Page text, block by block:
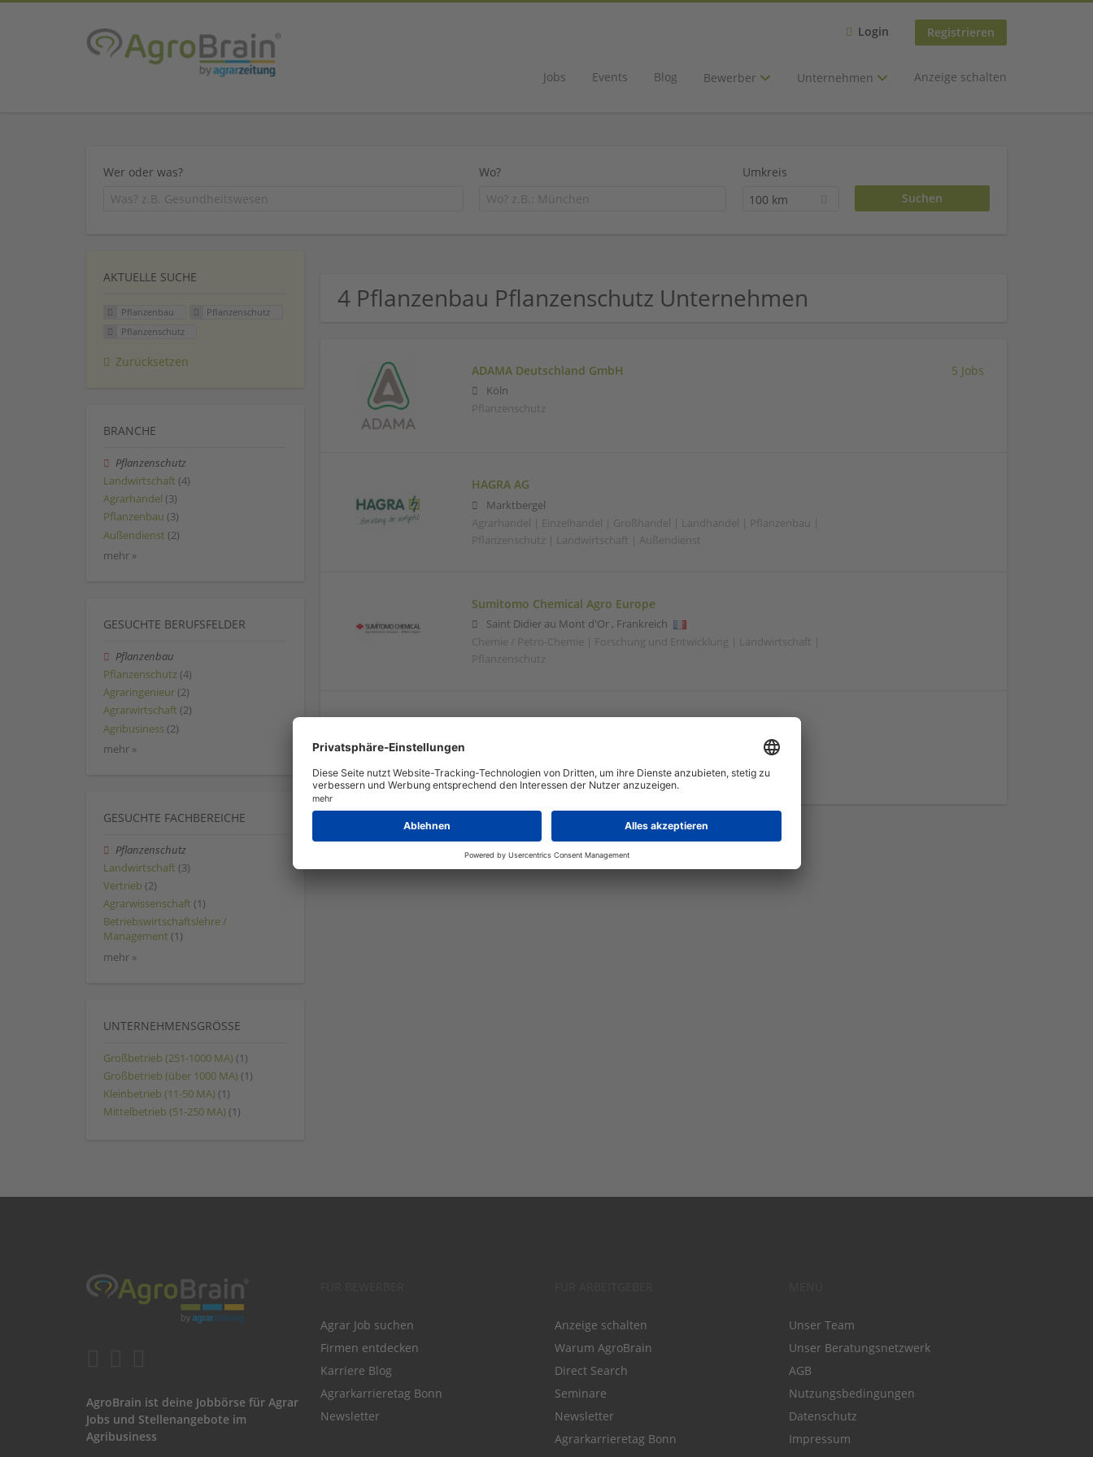
Login Registrieren
Jobs Events Blog Bewerber Unternehmen Anzeige schalten
Wer oder was? Wo?
Umkreis
100 km
4 Pflanzenbau Pflanzenschutz Unternehmen
ADAMA Deutschland GmbH
Köln
Pflanzenschutz
5 Jobs
HAGRA AG
Marktbergel
Agrarhandel | Einzelhandel | Großhandel | Landhandel | Pflanzenbau |
Pflanzenschutz | Landwirtschaft | Außendienst
Sumitomo Chemical Agro Europe
Saint Didier au Mont d'Or, Frankreich
Chemie / Petro-Chemie | Forschung und Entwicklung | Landwirtschaft |
Pflanzenschutz
Vereinigte Hagelversicherung VVaG
AKTUELLE SUCHE
Pflanzenbau
Pflanzenschutz
Pflanzenschutz
Zurücksetzen
BRANCHE
Pflanzenschutz
Landwirtschaft (4)
Agrarhandel (3)
Pflanzenbau (3)
Außendienst (2)
mehr »
GESUCHTE BERUFSFELDER
Pflanzenbau
Pflanzenschutz (4)
Agraringenieur (2)
Agrarwirtschaft (2)
Agribusiness (2)
mehr »
GESUCHTE FACHBEREICHE
Pflanzenschutz
Landwirtschaft (3)
Vertrieb (2)
Agrarwissenschaft (1)
Betriebswirtschaftslehre /
Management (1)
mehr »
UNTERNEHMENSGRÖSSE
Großbetrieb (251-1000 MA) (1)
Großbetrieb (über 1000 MA) (1)
Kleinbetrieb (11-50 MA) (1)
Mittelbetrieb (51-250 MA) (1)
AgroBrain ist deine Jobbörse für Agrar
Jobs und Stellenangebote im
Agribusiness
Agrar Job suchen
Firmen entdecken
Karriere Blog
Agrarkarrieretag Bonn
Newsletter
Anzeige schalten
Warum AgroBrain
Direct Search
Seminare
Newsletter
Agrarkarrieretag Bonn
Unser Team
Unser Beratungsnetzwerk
AGB
Nutzungsbedingungen
Datenschutz
Impressum